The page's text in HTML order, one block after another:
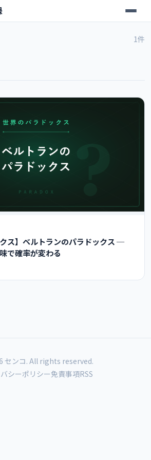
1件
クス】ベルトランのパラドックス ─
で確率が変わる
センコ. All rights reserved.
シーポリシー免責事項RSS